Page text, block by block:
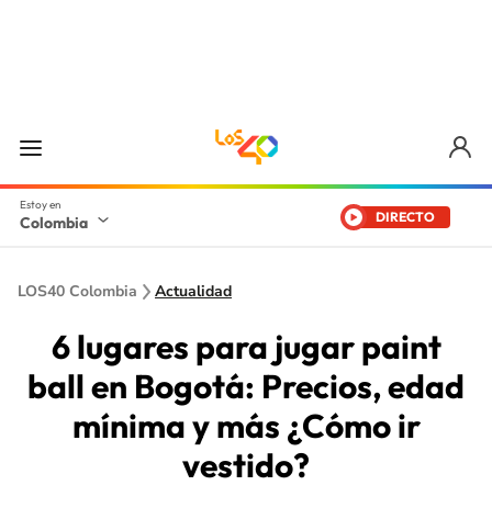
Colombia DIRECTO
LOS40 Colombia Actualidad
6 lugares para jugar paint
ball en Bogotá: Precios, edad
mínima y más ¿Cómo ir
vestido?